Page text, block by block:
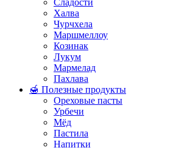
Халва
Чурчхела
Маршмеллоу
Козинак
Лукум
Мармелад
Пахлава
🍯 Полезные продукты
Ореховые пасты
Урбечи
Мёд
Пастила
Напитки